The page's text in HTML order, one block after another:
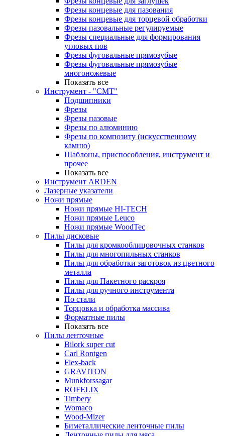
Фрезы концевые для пазования
Фрезы концевые для торцевой обработки
Фрезы пазовальные регулируемые
Фрезы специальные для формирования
угловых пов
Фрезы фуговальные прямозубые
Фрезы фуговальные прямозубые
многоножевые
Показать все
Инструмент - "СМТ"
Подшипники
Фрезы
Фрезы пазовые
Фрезы по алюминию
Фрезы по композиту (искусственному
камню)
Шаблоны, приспособления, инструмент и
прочее
Показать все
Инструмент ARDEN
Лазерные указатели
Ножи прямые
Ножи прямые HI-TECH
Ножи прямые Leuco
Ножи прямые WoodTec
Пилы дисковые
Пилы для кромкооблицовочных станков
Пилы для многопильных станков
Пилы для обработки заготовок из цветного
металла
Пилы для Пакетного раскроя
Пилы для ручного инструмента
По стали
Торцовка и обработка массива
Форматные пилы
Показать все
Пилы ленточные
Bilork super cut
Carl Rontgen
Flex-back
GRAVITON
Munkforssagar
ROFELIX
Timbery
Womaco
Wood-Mizer
Биметаллические ленточные пилы